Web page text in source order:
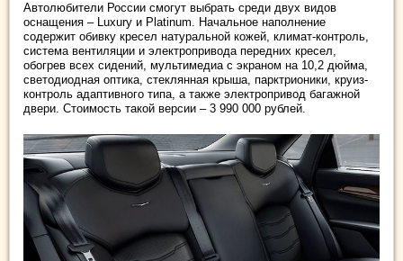
Автолюбители России смогут выбрать среди двух видов
оснащения – Luxury и Platinum. Начальное наполнение
содержит обивку кресел натуральной кожей, климат-контроль,
система вентиляции и электропривода передних кресел,
обогрев всех сидений, мультимедиа с экраном на 10,2 дюйма,
светодиодная оптика, стеклянная крыша, парктрионики, круиз-
контроль адаптивного типа, а также электропривод багажной
двери. Стоимость такой версии – 3 990 000 рублей.